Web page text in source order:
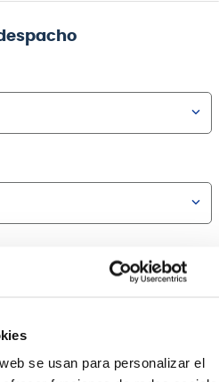
se usan para personalizar el
ENVÍO